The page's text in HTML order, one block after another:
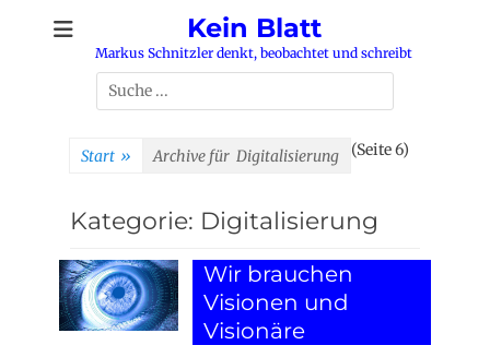
Kein Blatt
Markus Schnitzler denkt, beobachtet und schreibt
Suchen
nach:
Start » Archive für Digitalisierung (Seite 6)
Kategorie: Digitalisierung
Wir brauchen
Visionen und
Visionäre